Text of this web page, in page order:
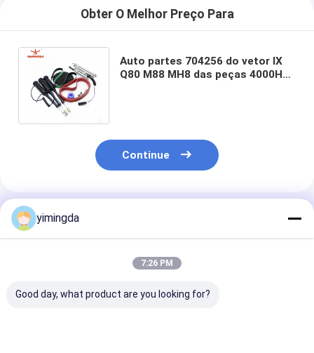
Obter O Melhor Preço Para
Auto partes 704256 do vetor IX
Q80 M88 MH8 das peças 4000H
Continue
Produtos Recomendados
yimingda
7:26 PM
Good day, what product are you looking for?